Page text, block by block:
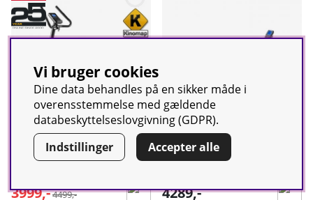
Motionscykel WinMag Cruise
3999,-Normalpris:
4499,-
Romaskine Yukona,
4289,-
Vi bruger cookies
Dine data behandles på en sikker måde i
overensstemmelse med gældende
databeskyttelseslovgivning (GDPR).
Indstillinger
Accepter alle